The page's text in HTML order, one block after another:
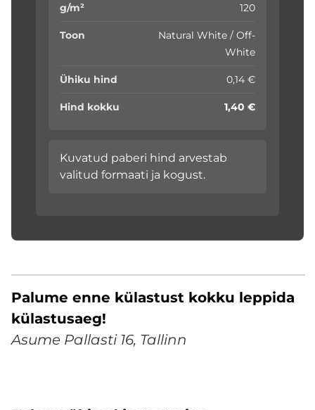
120
Natural White / Off-
White
0,14 €
1,40 €
Kuvatud paberi hind arvestab
valitud formaati ja kogust.
Palume enne külastust kokku leppida
külastusaeg!
Asume Pallasti 16, Tallinn